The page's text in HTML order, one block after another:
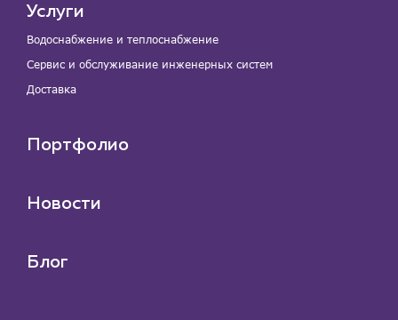
Услуги
Водоснабжение и теплоснабжение
Сервис и обслуживание инженерных систем
Доставка
Портфолио
Новости
Блог